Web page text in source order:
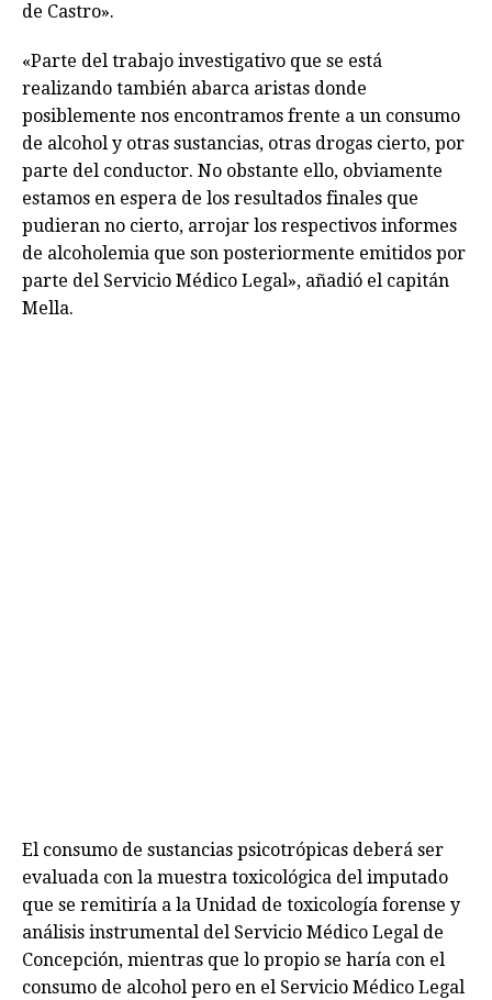
de Castro».
«Parte del trabajo investigativo que se está
realizando también abarca aristas donde
posiblemente nos encontramos frente a un consumo
de alcohol y otras sustancias, otras drogas cierto, por
parte del conductor. No obstante ello, obviamente
estamos en espera de los resultados finales que
pudieran no cierto, arrojar los respectivos informes
de alcoholemia que son posteriormente emitidos por
parte del Servicio Médico Legal», añadió el capitán
Mella.
El consumo de sustancias psicotrópicas deberá ser
evaluada con la muestra toxicológica del imputado
que se remitiría a la Unidad de toxicología forense y
análisis instrumental del Servicio Médico Legal de
Concepción, mientras que lo propio se haría con el
consumo de alcohol pero en el Servicio Médico Legal